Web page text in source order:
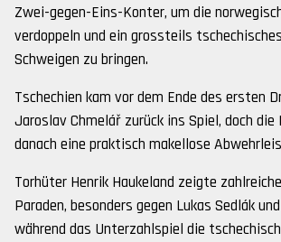
Zwei-gegen-Eins-Konter, um die
verdoppeln und ein grossteils
Schweigen zu bringen.
Tschechien kam vor dem Ende des ersten
Jaroslav Chmelář zurück ins Spiel, doch
danach eine praktisch makellose
Torhüter Henrik Haukeland zeigte
Paraden, besonders gegen Lukas Sedlák
während das Unterzahlspiel die